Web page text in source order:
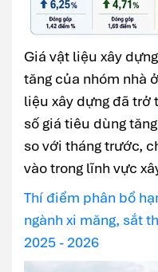
Giá vật liệu xây
tăng của nhóm nhà
liệu xây dựng đã trở
số giá tiêu dùng
so với tháng trước,
vào trong lĩnh vực
Thí điểm phân bổ
ngành xi măng, sắt
2025 - 2026